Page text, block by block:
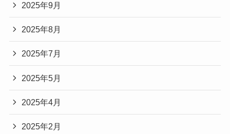
2025年9月
2025年8月
2025年7月
2025年5月
2025年4月
2025年2月